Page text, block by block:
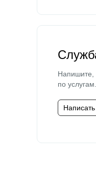
Напишите,
по услугам.
Написать